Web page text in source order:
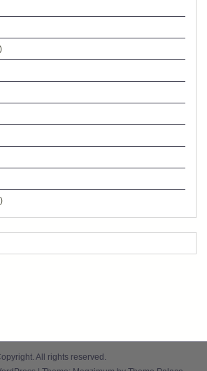
All rights reserved.